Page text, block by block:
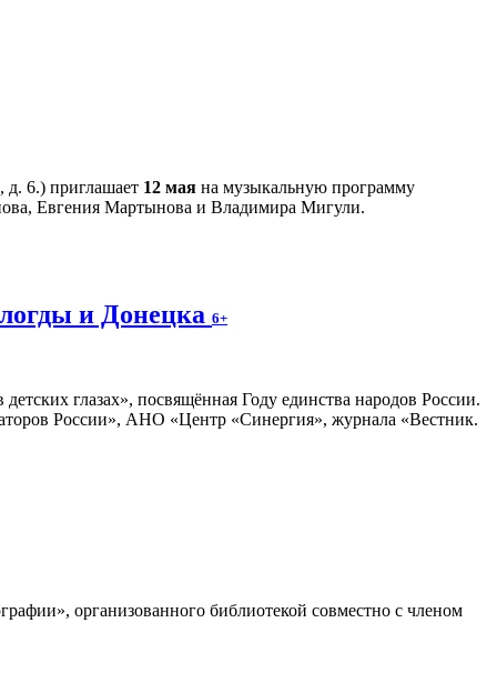
д. 6.) приглашает 12 мая на музыкальную программу
Евгения Мартынова и Владимира Мигули.
и Донецка 6+
глазах», посвящённая Году единства народов России.
России», АНО «Центр «Синергия», журнала «Вестник.
организованного библиотекой совместно с членом